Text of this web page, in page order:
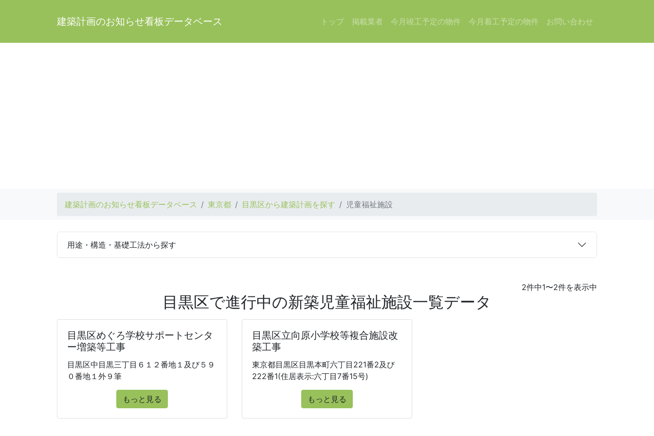
建築計画のお知らせ看板データベース トップ 掲載業者 今月竣工予定の物件 今月着工予定の物件 お問い合わせ
建築計画のお知らせ看板データベース 東京都 目黒区から建築計画を探す 児童福祉施設
用途・構造・基礎工法から探す
2件中1〜2件を表示中
目黒区で進行中の新築児童福祉施設一覧データ
目黒区めぐろ学校サポートセンタ
ー増築等工事
目黒区中目黒三丁目６１２番地１及び５９
０番地１外９筆
もっと見る
目黒区立向原小学校等複合施設改
築工事
東京都目黒区目黒本町六丁目221番2及び
222番1(住居表示:六丁目7番15号)
もっと見る